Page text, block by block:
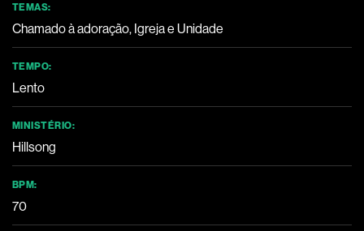
TEMAS:
Chamado à adoração, Igreja e Unidade
TEMPO:
Lento
MINISTÉRIO:
Hillsong
BPM:
70